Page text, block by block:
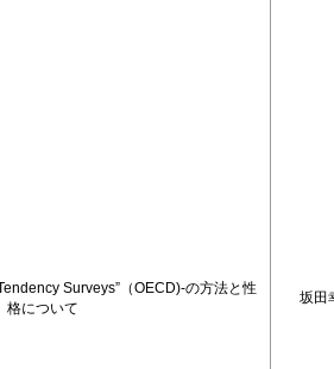
Surveys”（OECD)-の方法と性
格について
坂田